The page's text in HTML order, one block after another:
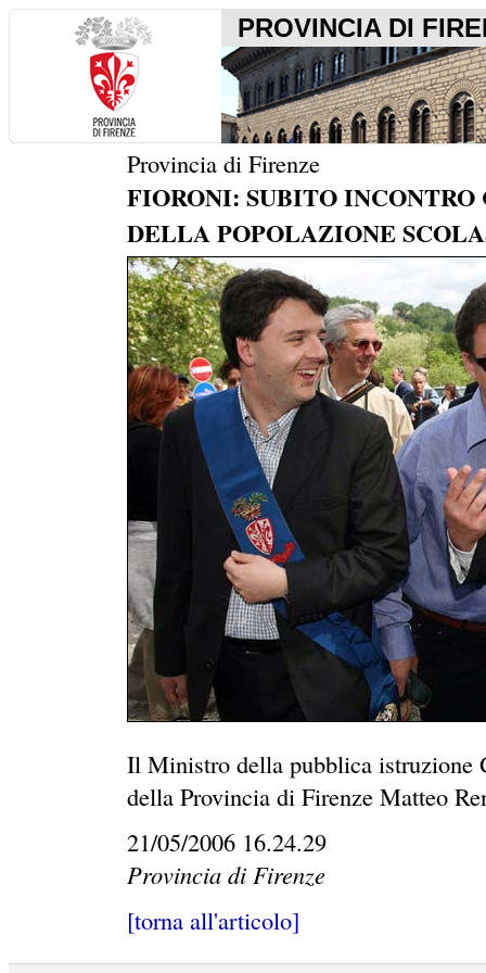
PROVINCIA DI
Provincia di Firenze
FIORONI: SUBITO
DELLA POPOLAZIONE
Il Ministro della pubblica istruzione
della Provincia di Firenze Matteo
21/05/2006 16.24.29
Provincia di Firenze
[torna all'articolo]